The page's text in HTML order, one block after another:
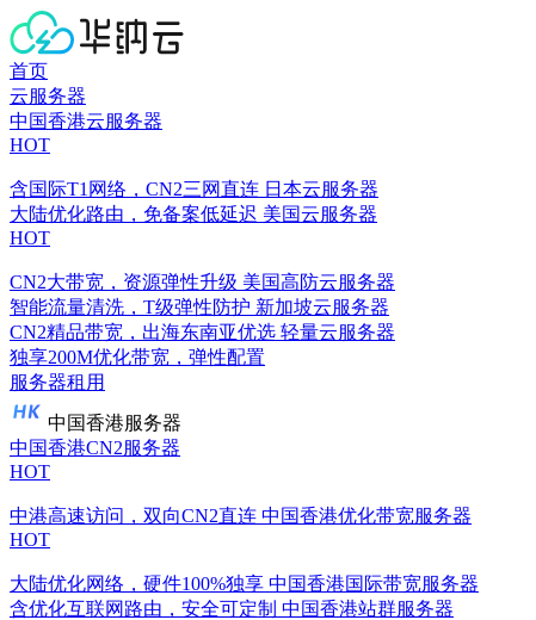
首页
云服务器
中国香港云服务器
HOT
含国际T1网络，CN2三网直连 日本云服务器
大陆优化路由，免备案低延迟 美国云服务器
HOT
CN2大带宽，资源弹性升级 美国高防云服务器
智能流量清洗，T级弹性防护 新加坡云服务器
CN2精品带宽，出海东南亚优选 轻量云服务器
独享200M优化带宽，弹性配置
服务器租用
中国香港服务器
中国香港CN2服务器
HOT
中港高速访问，双向CN2直连 中国香港优化带宽服务器
HOT
大陆优化网络，硬件100%独享 中国香港国际带宽服务器
含优化互联网路由，安全可定制 中国香港站群服务器